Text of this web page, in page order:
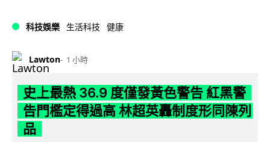
科技娛樂 生活科技 健康
Lawton 1 小時
史上最熱 36.9 度僅發黃色警告 紅黑警
告門檻定得過高 林超英轟制度形同陳列
品